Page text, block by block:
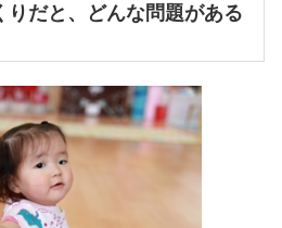
りだと、どんな問題がある